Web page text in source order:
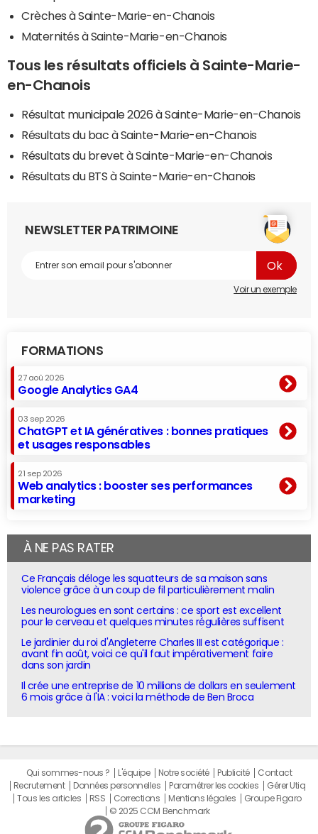
Crèches à Sainte-Marie-en-Chanois
Maternités à Sainte-Marie-en-Chanois
Tous les résultats officiels à Sainte-Marie-
en-Chanois
Résultat municipale 2026 à Sainte-Marie-en-Chanois
Résultats du bac à Sainte-Marie-en-Chanois
Résultats du brevet à Sainte-Marie-en-Chanois
Résultats du BTS à Sainte-Marie-en-Chanois
NEWSLETTER PATRIMOINE
Voir un exemple
FORMATIONS
27 aoû 2026
Google Analytics GA4
03 sep 2026
ChatGPT et IA génératives : bonnes pratiques
et usages responsables
21 sep 2026
Web analytics : booster ses performances
marketing
À NE PAS RATER
Ce Français déloge les squatteurs de sa maison sans
violence grâce à un coup de fil particulièrement malin
Les neurologues en sont certains : ce sport est excellent
pour le cerveau et quelques minutes régulières suffisent
Le jardinier du roi d'Angleterre Charles III est catégorique :
avant fin août, voici ce qu'il faut impérativement faire
dans son jardin
Il crée une entreprise de 10 millions de dollars en seulement
6 mois grâce à l'IA : voici la méthode de Ben Broca
Qui sommes-nous ? L'équipe Notre société Publicité
Contact
Recrutement
Données personnelles Paramétrer les cookies
Gérer Utiq
Tous les articles
RSS Corrections Mentions légales
Groupe Figaro
© 2025 CCM Benchmark